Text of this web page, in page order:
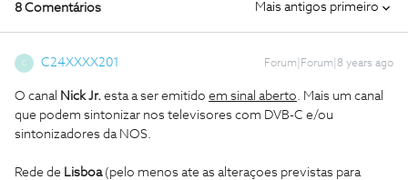
8 Comentários Mais antigos primeiro
C C24XXXX201 Forum|Forum|8 years ago
O canal Nick Jr. esta a ser emitido em sinal aberto. Mais um canal
que podem sintonizar nos televisores com DVB-C e/ou
sintonizadores da NOS.
Rede de Lisboa(pelo menos ate as alteraçoes previstas para